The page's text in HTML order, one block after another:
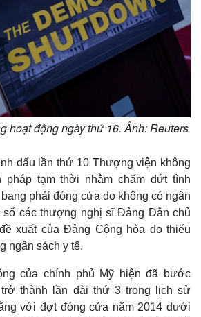
hoạt động ngày thứ 16. Ảnh: Reuters
dấu lần thứ 10 Thượng viện không
pháp tạm thời nhằm chấm dứt tình
phải đóng cửa do không có ngân
số các thượng nghị sĩ Đảng Dân chủ
xuất của Đảng Cộng hòa do thiếu
ngân sách y tế.
của chính phủ Mỹ hiện đã bước
thành lần dài thứ 3 trong lịch sử
với đợt đóng cửa năm 2014 dưới